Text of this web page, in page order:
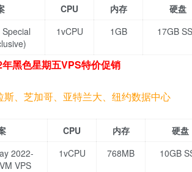
CPU 内存 硬盘
1vCPU 1GB 17GB
黑色星期五VPS特价促销
斯、芝加哥、亚特兰大、纽约数据中心
CPU 内存 硬盘
2022-
VPS
1vCPU 768MB 10GB